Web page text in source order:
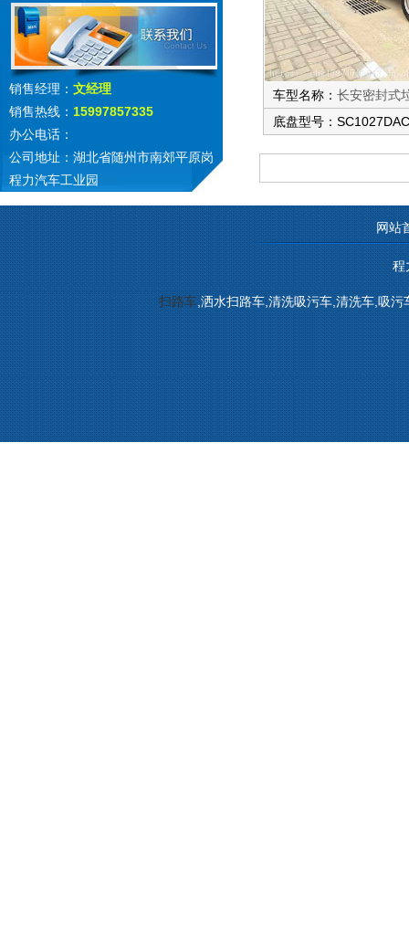
销售经理： 文经理
销售热线： 15997857335
办公电话：
公司地址：湖北省随州市南郊平原岗
程力汽车工业园
车型名称： 长安密封式
底盘型号：
网站
程
扫路车 ,洒水扫路车,清洗吸污车,清洗车,吸